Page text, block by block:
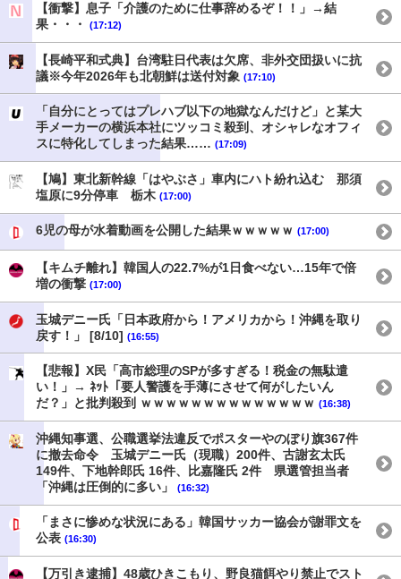
【衝撃】息子「介護のために仕事辞めるぞ！！」→結
果・・・
(17:12)
【長崎平和式典】台湾駐日代表は欠席、非外交団扱いに抗
議※今年2026年も北朝鮮は送付対象 (17:10)
「自分にとってはプレハブ以下の地獄なんだけど」と某大
手メーカーの横浜本社にツッコミ殺到、オシャレなオフィ
スに特化してしまった結果…… (17:09)
【鳩】東北新幹線「はやぶさ」車内にハト紛れ込む 那須
塩原に9分停車 栃木 (17:00)
6児の母が水着動画を公開した結果ｗｗｗｗｗ (17:00)
【キムチ離れ】韓国人の22.7%が1日食べない…15年で倍
増の衝撃 (17:00)
玉城デニー氏「日本政府から！アメリカから！沖縄を取り
戻す！」 [8/10] (16:55)
【悲報】X民「高市総理のSPが多すぎる！税金の無駄遣
い！」→ ﾈｯﾄ「要人警護を手薄にさせて何がしたいん
だ？」と批判殺到 ｗｗｗｗｗｗｗｗｗｗｗｗｗｗ (16:38)
沖縄知事選、公職選挙法違反でポスターやのぼり旗367件
に撤去命令 玉城デニー氏（現職）200件、古謝玄太氏
149件、下地幹郎氏 16件、比嘉隆氏 2件 県選管担当者
「沖縄は圧倒的に多い」
(16:32)
「まさに惨めな状況にある」韓国サッカー協会が謝罪文を
公表 (16:30)
【万引き逮捕】48歳ひきこもり、野良猫餌やり禁止でスト